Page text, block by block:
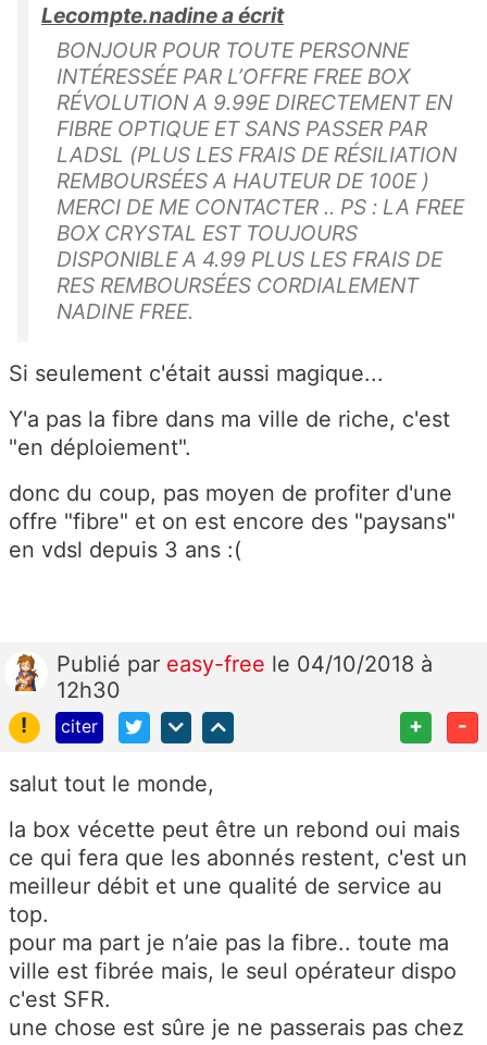
Lecompte.nadine a écrit
BONJOUR POUR TOUTE PERSONNE
INTÉRESSÉE PAR L’OFFRE FREE BOX
RÉVOLUTION A 9.99E DIRECTEMENT EN
FIBRE OPTIQUE ET SANS PASSER PAR
LADSL (PLUS LES FRAIS DE RÉSILIATION
REMBOURSÉES A HAUTEUR DE 100E )
MERCI DE ME CONTACTER .. PS : LA FREE
BOX CRYSTAL EST TOUJOURS
DISPONIBLE A 4.99 PLUS LES FRAIS DE
RES REMBOURSÉES CORDIALEMENT
NADINE FREE.
Si seulement c'était aussi magique...
Y'a pas la fibre dans ma ville de riche, c'est
"en déploiement".
donc du coup, pas moyen de profiter d'une
offre "fibre" et on est encore des "paysans"
en vdsl depuis 3 ans :(
Publié par easy-free le 04/10/2018 à
12h30
!
citer + -
salut tout le monde,
la box vécette peut être un rebond oui mais
ce qui fera que les abonnés restent, c'est un
meilleur débit et une qualité de service au
top.
pour ma part je n’aie pas la fibre.. toute ma
ville est fibrée mais, le seul opérateur dispo
c'est SFR.
une chose est sûre je ne passerais pas chez